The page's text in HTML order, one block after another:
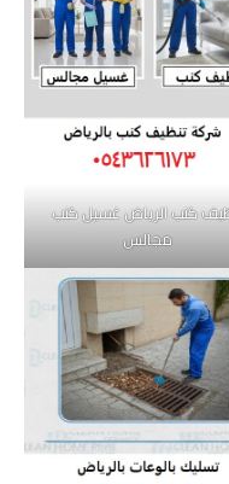
كنب الرياض غسيل كنب
مجالس